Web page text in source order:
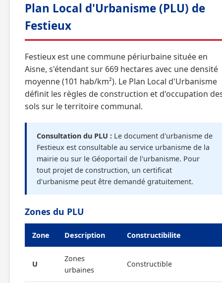
Plan Local d'Urbanisme (PLU) de
Festieux
Festieux est une commune périurbaine située en
Aisne, s'étendant sur 669 hectares avec une densité
moyenne (101 hab/km²). Le Plan Local d'Urbanisme
définit les règles de construction et d'occupation
sols sur le territoire communal.
Consultation du PLU : Le document d'urbanisme de
Festieux est consultable au service urbanisme de la
mairie ou sur le Géoportail de l'urbanisme. Pour
tout projet de construction, un certificat
d'urbanisme peut être demandé gratuitement.
Zones du PLU
Zone Description Constructibilite
U
Zones
urbaines
Constructible